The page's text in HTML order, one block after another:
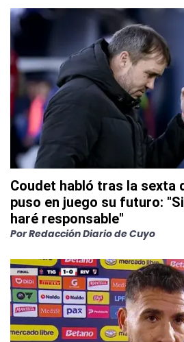
Coudet habló tras la sexta
puso en juego su futuro:
haré responsable"
PorRedacción Diario de Cuyo